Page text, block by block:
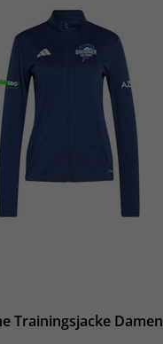
Trainingsjacke Damen